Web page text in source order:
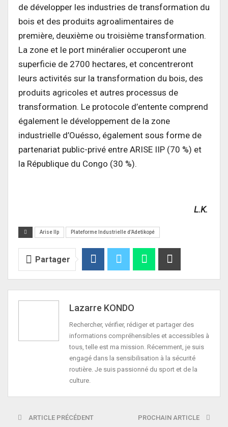
de développer les industries de transformation du
bois et des produits agroalimentaires de
première, deuxième ou troisième transformation.
La zone et le port minéralier occuperont une
superficie de 2700 hectares, et concentreront
leurs activités sur la transformation du bois, des
produits agricoles et autres processus de
transformation. Le protocole d’entente comprend
également le développement de la zone
industrielle d’Ouésso, également sous forme de
partenariat public-privé entre ARISE IIP (70 %) et
la République du Congo (30 %).
L.K.
Arise IIp Plateforme Industrielle d'Adetikopé
Partager
Lazarre KONDO
Rechercher, vérifier, rédiger et partager des
informations compréhensibles et accessibles à
tous, telle est ma mission. Récemment, je suis
engagé dans la sensibilisation à la sécurité
routière. Je suis passionné du sport et de la
culture.
ARTICLE PRÉCÉDENT PROCHAIN ARTICLE